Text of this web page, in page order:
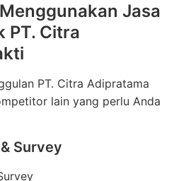
Jasa
PT. Citra
PT. Citra Adipratama
lain yang perlu Anda
Survey